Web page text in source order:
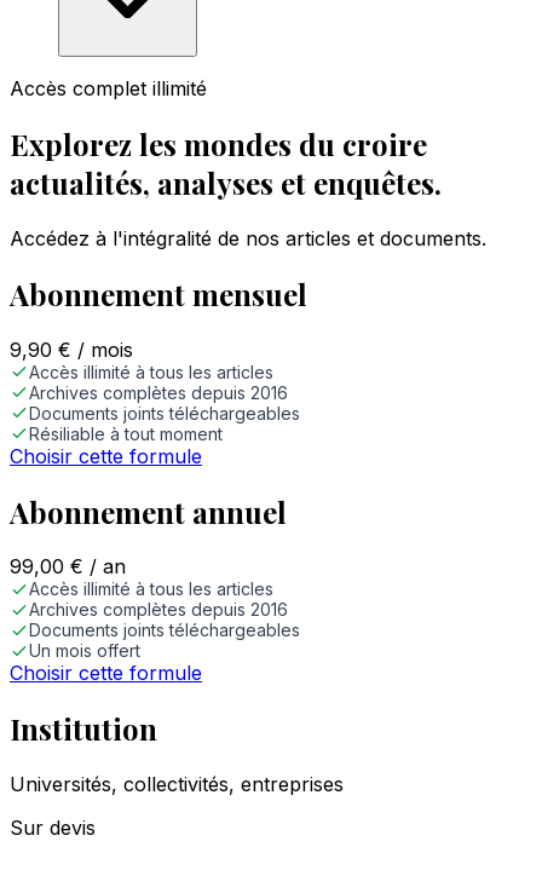
Accès complet illimité
Explorez les mondes du croire
actualités, analyses et enquêtes.
Accédez à l'intégralité de nos articles et documents.
Abonnement mensuel
9,90 € / mois
Accès illimité à tous les articles
Archives complètes depuis 2016
Documents joints téléchargeables
Résiliable à tout moment
Choisir cette formule
Abonnement annuel
99,00 € / an
Accès illimité à tous les articles
Archives complètes depuis 2016
Documents joints téléchargeables
Un mois offert
Choisir cette formule
Institution
Universités, collectivités, entreprises
Sur devis